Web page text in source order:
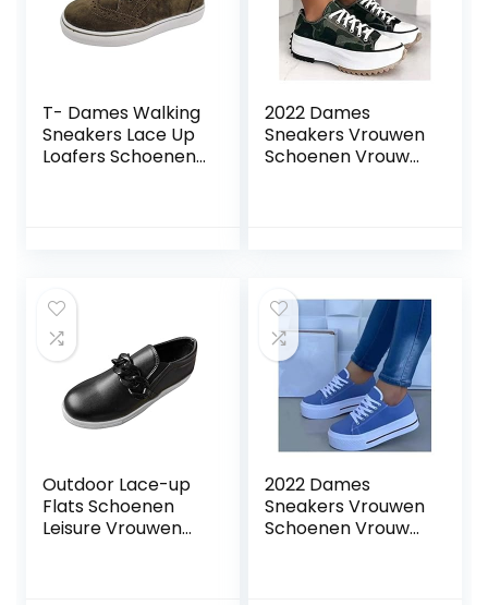
T- Dames Walking
Sneakers Lace Up
Loafers Schoenen
n Sneakers
Trainers
Joggingschoenen
Wandelschoenen
2022 Dames
Sneakers Vrouwen
Schoenen Vrouw
Hollow Out
Schoenen Mode
Trainers
Comfortabele
Schoenen (Kleur:
Stijl P, Maat: 42)
Outdoor Lace-up
Flats Schoenen
Leisure Vrouwen
2022 Dames
Sneakers Vrouwen
Schoenen Vrouw